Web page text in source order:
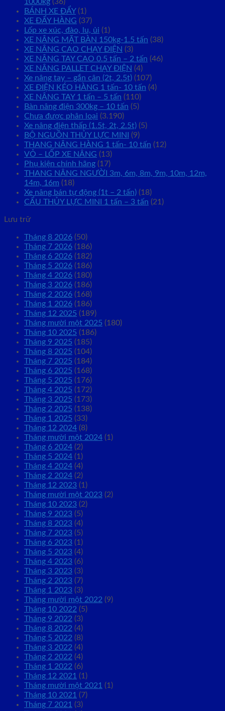
BÁNH XE ĐẨY(1)
XE ĐẨY HÀNG (37)
Lốp xe xúc, đào, lu, ủi (1)
XE NÂNG MẶT BÀN 150kg-1.5 tấn (38)
XE NÂNG CAO CHẠY ĐIỆN (3)
XE NÂNG TAY CAO 0.5 tấn – 2 tấn (46)
XE NÂNG PALLET CHẠY ĐIỆN (4)
Xe nâng tay – gắn cân (2t, 2.5t) (107)
XE ĐIỆN KÉO HÀNG 1 tấn- 10 tấn (4)
XE NÂNG TAY 1 tấn – 5 tấn (110)
Bàn nâng điện 300kg – 10 tấn (5)
Chưa được phân loại (3.190)
Xe nâng điện thấp (1.5t, 2t, 2.5t) (5)
BỘ NGUỒN THỦY LỰC MINI
(9)
THANG NÂNG HÀNG 1 tấn- 10 tấn (12)
VỎ – LỐP XE NÂNG (13)
Phụ kiện chính hãng (17)
THANG NÂNG NGƯỜI 3m, 6m, 8m, 9m, 10m, 12m,
14m, 16m (18)
Xe nâng bán tự động (1t – 2 tấn) (18)
CẨU THỦY LỰC MINI 1 tấn – 3 tấn (21)
Lưu trữ
Tháng 8 2026 (50)
Tháng 7 2026 (186)
Tháng 6 2026 (182)
Tháng 5 2026 (186)
Tháng 4 2026 (180)
Tháng 3 2026 (186)
Tháng 2 2026 (168)
Tháng 1 2026 (186)
Tháng 12 2025 (189)
Tháng mười một 2025 (180)
Tháng 10 2025 (186)
Tháng 9 2025 (185)
Tháng 8 2025 (104)
Tháng 7 2025 (184)
Tháng 6 2025 (168)
Tháng 5 2025 (176)
Tháng 4 2025 (172)
Tháng 3 2025 (173)
Tháng 2 2025 (138)
Tháng 1 2025 (33)
Tháng 12 2024 (8)
Tháng mười một 2024 (1)
Tháng 6 2024 (2)
Tháng 5 2024 (1)
Tháng 4 2024 (4)
Tháng 2 2024 (2)
Tháng 12 2023 (1)
Tháng mười một 2023 (2)
Tháng 10 2023 (2)
Tháng 9 2023 (5)
Tháng 8 2023 (4)
Tháng 7 2023 (5)
Tháng 6 2023 (1)
Tháng 5 2023 (4)
Tháng 4 2023 (6)
Tháng 3 2023 (3)
Tháng 2 2023 (7)
Tháng 1 2023 (3)
Tháng mười một 2022 (9)
Tháng 10 2022 (5)
Tháng 9 2022 (3)
Tháng 8 2022 (4)
Tháng 5 2022 (8)
Tháng 3 2022 (4)
Tháng 2 2022 (4)
Tháng 1 2022 (6)
Tháng 12 2021 (1)
Tháng mười một 2021 (1)
Tháng 10 2021 (7)
Tháng 7 2021 (3)